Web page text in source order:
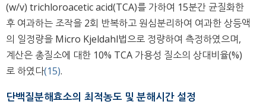
(w/v) trichloroacetic acid(TCA)를 가하여 15분간 균질화한
후 여과하는 조작을 2회 반복하고 원심분리하여 여과한 상등액
의 일정량을 Micro Kjeldahl법으로 정량하여 측정하였으며,
계산은 총질소에 대한 10% TCA 가용성 질소의 상대비율(%)
로 하였다(15).
단백질분해효소의 최적농도 및 분해시간 설정